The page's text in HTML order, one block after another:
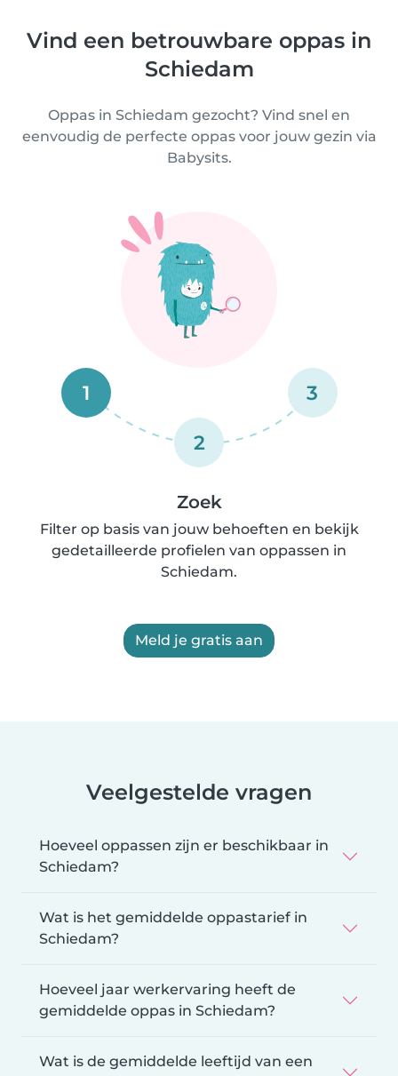
Vind een betrouwbare oppas in
Schiedam
Oppas in Schiedam gezocht? Vind snel en
eenvoudig de perfecte oppas voor jouw gezin via
Babysits.
1
2
3
Zoek
Filter op basis van jouw behoeften en bekijk
gedetailleerde profielen van oppassen in
Schiedam.
Meld je gratis aan
Veelgestelde vragen
Hoeveel oppassen zijn er beschikbaar in
Schiedam?
Wat is het gemiddelde oppastarief in
Schiedam?
Hoeveel jaar werkervaring heeft de
gemiddelde oppas in Schiedam?
Wat is de gemiddelde leeftijd van een